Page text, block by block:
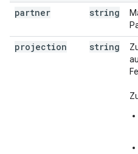
partner string
projection string